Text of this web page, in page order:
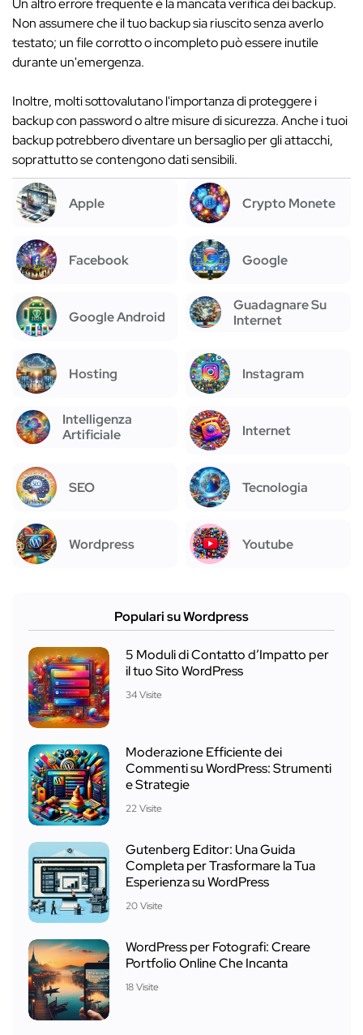
Un altro errore frequente è la mancata verifica dei backup.
Non assumere che il tuo backup sia riuscito senza averlo
testato; un file corrotto o incompleto può essere inutile
durante un'emergenza.
Inoltre, molti sottovalutano l'importanza di proteggere i
backup con password o altre misure di sicurezza. Anche i tuoi
backup potrebbero diventare un bersaglio per gli attacchi,
soprattutto se contengono dati sensibili.
Apple Crypto Monete
Facebook Google
Google Android
Guadagnare Su
Internet
Hosting Instagram
Intelligenza
Artificiale
Internet
SEO Tecnologia
Wordpress Youtube
Populari su Wordpress
5 Moduli di Contatto d’Impatto per
il tuo Sito WordPress
34 Visite
Moderazione Efficiente dei
Commenti su WordPress: Strumenti
e Strategie
22 Visite
Gutenberg Editor: Una Guida
Completa per Trasformare la Tua
Esperienza su WordPress
20 Visite
WordPress per Fotografi: Creare
Portfolio Online Che Incanta
18 Visite